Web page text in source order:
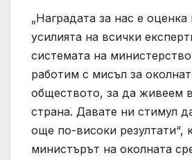
„Наградата за нас е оценка
усилията на всички
системата на
работим с мисъл за
обществото, за да живеем
страна. Давате ни стимул
още по-високи резултати“,
министърът на околната